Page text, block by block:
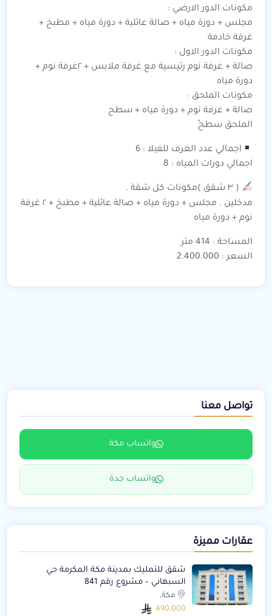
مكونات الدور الارضي :
مجلس + دورة مياه + صالة عائلية + دورة مياه + مطبخ +
غرفة خادمة
مكونات الدور الاول :
صالة + غرفة نوم رئيسية مع غرفة ملابس + ٢غرفة نوم +
دورة مياه
مكونات الملحق :
صالة + غرفة نوم + دورة مياه + سطح
الملحق سطحً
اجمالي عدد الغرف للفيلا : 6
اجمالي دورات المياه : 8
( ٣ شقق )مكونات كل شقة .
مدخلين . مجلس + دورة مياه + صالة عائلية + مطبخ + ٢ غرفة
نوم + دورة مياه
المساحة : 414 متر
السعر : 2.400.000
تواصل معنا
واتساب مكة
واتساب جدة
عقارات مميزة
شقق للتمليك بمدينة مكة المكرمة حي
السبهاني – مشروع رقم 841
مكة,
490,000